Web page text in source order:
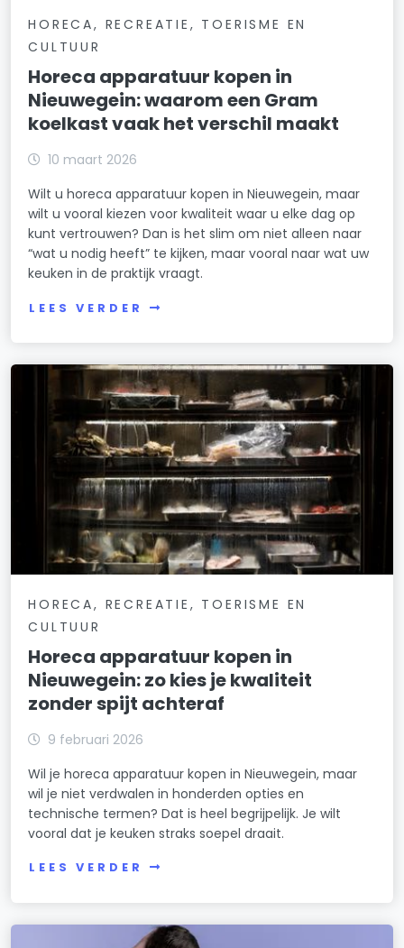
HORECA, RECREATIE, TOERISME EN
CULTUUR
Horeca apparatuur kopen in
Nieuwegein: waarom een Gram
koelkast vaak het verschil maakt
10 maart 2026
Wilt u horeca apparatuur kopen in Nieuwegein, maar
wilt u vooral kiezen voor kwaliteit waar u elke dag op
kunt vertrouwen? Dan is het slim om niet alleen naar
“wat u nodig heeft” te kijken, maar vooral naar wat uw
keuken in de praktijk vraagt.
LEES VERDER
HORECA, RECREATIE, TOERISME EN
CULTUUR
Horeca apparatuur kopen in
Nieuwegein: zo kies je kwaliteit
zonder spijt achteraf
9 februari 2026
Wil je horeca apparatuur kopen in Nieuwegein, maar
wil je niet verdwalen in honderden opties en
technische termen? Dat is heel begrijpelijk. Je wilt
vooral dat je keuken straks soepel draait.
LEES VERDER